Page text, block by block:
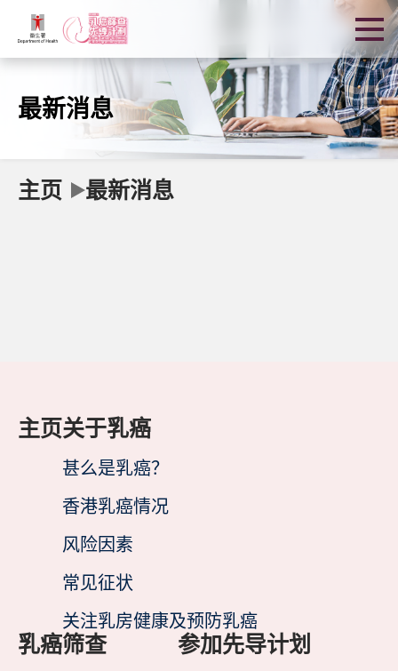
最新消息
主页 最新消息
主页关于乳癌
甚么是乳癌？
香港乳癌情况
风险因素
常见征状
关注乳房健康及预防乳癌
乳癌筛查 参加先导计划